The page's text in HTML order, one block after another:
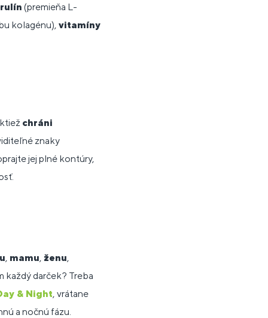
(premieňa L-
kolagénu), vitamíny
chráni
znaky
jej plné kontúry,
, mamu, ženu,
každý darček? Treba
& Night, vrátane
a nočnú fázu.